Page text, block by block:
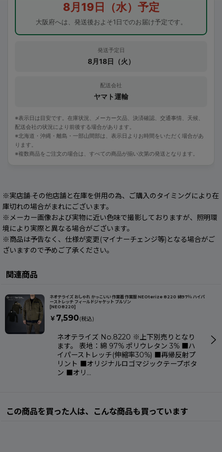
8月19日（水）予定
大阪府へは、発送後およそ1日でのお届け予定です。
発送予定日
8月18日（火）
配送会社
ヤマト運輸
※表示日は目安です。在庫状況、メーカー欠品、決済確認、交通事情、天候、
配送会社の状況により前後する場合があります。
※北海道・沖縄・離島・一部山間部は、表示日よりお時間をいただく場合があ
ります。
※複数商品をご注文の場合は、すべての商品が揃い次第の発送となります。
※実店舗·その他店舗と在庫を併用の為、ご購入のタイミングにより在
庫切れの場合がまれにございます。
※メーカー画像および実物に近い色味で撮影しておりますが、照明環
境により実際と異なる場合がございます。
※商品は予告なく、仕様が変更(マイナーチェンジ等)となる場合がご
ざいますので予めご了承ください。
関連商品
ネオテライズ おしゃれ かっこいい 作業着 作業服 NEOterize 8220 綿97％ ハイパ
ーストレッチ フィールドジャケット ブルゾン
[NEO8220]
￥ 7,590(税込)
ネオテライズ No.8220 ※上下別売りとなり
ます。 表地：綿 97% ポリウレタン 3% ■ハ
イパーストレッチ(伸縮率30%) ■再帰反射プ
リント ■オリジナルロゴマジックテープボタ
ン ■オリ…
この商品を買った人は、こんな商品も買っています